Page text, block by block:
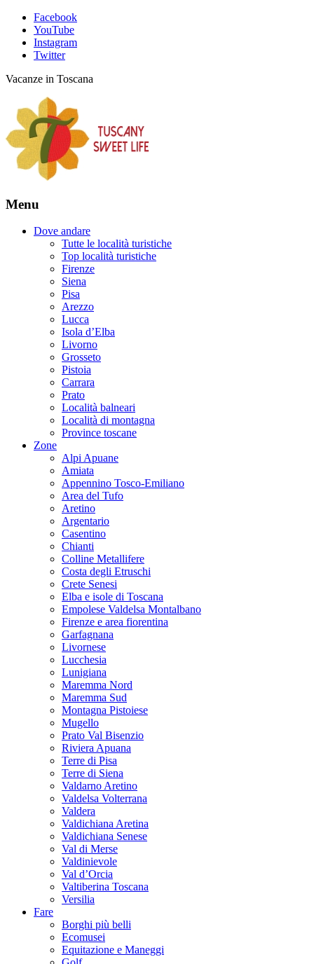
Facebook
YouTube
Instagram
Twitter
Vacanze in Toscana
Menu
Dove andare
Tutte le località turistiche
Top località turistiche
Firenze
Siena
Pisa
Arezzo
Lucca
Isola d’Elba
Livorno
Grosseto
Pistoia
Carrara
Prato
Località balneari
Località di montagna
Province toscane
Zone
Alpi Apuane
Amiata
Appennino Tosco-Emiliano
Area del Tufo
Aretino
Argentario
Casentino
Chianti
Colline Metallifere
Costa degli Etruschi
Crete Senesi
Elba e isole di Toscana
Empolese Valdelsa Montalbano
Firenze e area fiorentina
Garfagnana
Livornese
Lucchesia
Lunigiana
Maremma Nord
Maremma Sud
Montagna Pistoiese
Mugello
Prato Val Bisenzio
Riviera Apuana
Terre di Pisa
Terre di Siena
Valdarno Aretino
Valdelsa Volterrana
Valdera
Valdichiana Aretina
Valdichiana Senese
Val di Merse
Valdinievole
Val d’Orcia
Valtiberina Toscana
Versilia
Fare
Borghi più belli
Ecomusei
Equitazione e Maneggi